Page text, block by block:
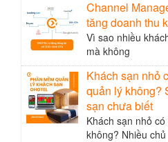
Channel
tăng doanh thu
Vì sao nhiều
mà không
Khách sạn nhỏ
quản lý không?
sạn chưa biết
Khách sạn nhỏ
không? Nhiều chủ